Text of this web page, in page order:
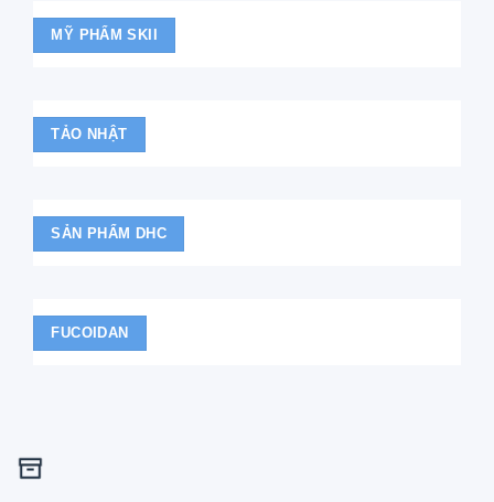
MỸ PHẨM SKII
TẢO NHẬT
SẢN PHẨM DHC
FUCOIDAN